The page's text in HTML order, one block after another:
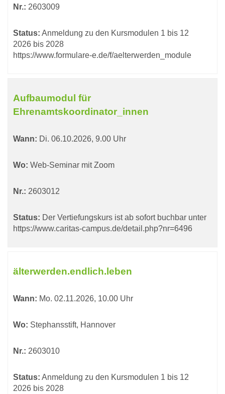
Nr.: 2603009
Status: Anmeldung zu den Kursmodulen 1 bis 12
2026 bis 2028
https://www.formulare-e.de/f/aelterwerden_module
Aufbaumodul für
Ehrenamtskoordinator_innen
Wann: Di. 06.10.2026, 9.00 Uhr
Wo: Web-Seminar mit Zoom
Nr.: 2603012
Status: Der Vertiefungskurs ist ab sofort buchbar unter
https://www.caritas-campus.de/detail.php?nr=6496
älterwerden.endlich.leben
Wann: Mo. 02.11.2026, 10.00 Uhr
Wo: Stephansstift, Hannover
Nr.: 2603010
Status: Anmeldung zu den Kursmodulen 1 bis 12
2026 bis 2028